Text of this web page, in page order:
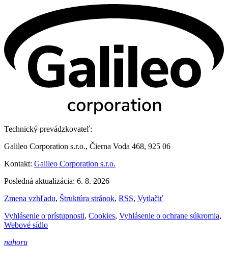
Technický prevádzkovateľ:
Galileo Corporation s.r.o., Čierna Voda 468, 925 06
Kontakt: Galileo Corporation s.r.o.
Posledná aktualizácia: 6. 8. 2026
Zmena vzhľadu, Štruktúra stránok, RSS, Vytlačiť
Vyhlásenie o prístupnosti, Cookies, Vyhlásenie o ochrane súkromia,
Webové sídlo
nahoru